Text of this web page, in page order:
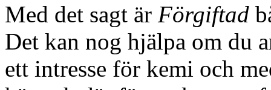
Med det sagt är Förgiftad
Det kan nog hjälpa om du
ett intresse för kemi och